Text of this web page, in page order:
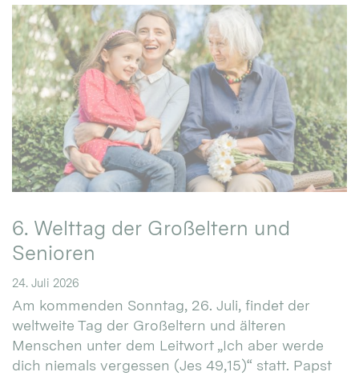
6. Welttag der Großeltern und
Senioren
24. Juli 2026
Am kommenden Sonntag, 26. Juli, findet der
weltweite Tag der Großeltern und älteren
Menschen unter dem Leitwort „Ich aber werde
dich niemals vergessen (Jes 49,15)“ statt. Papst